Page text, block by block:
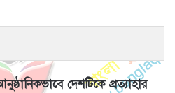
দেশটিকে প্রত্যাহার